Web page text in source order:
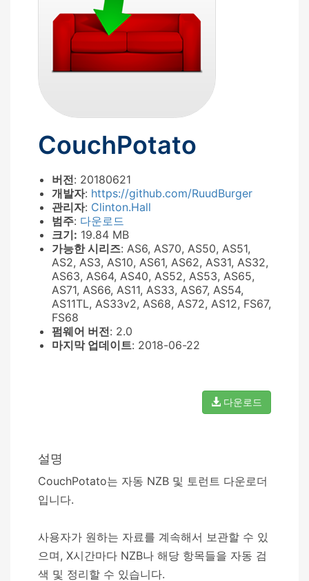
CouchPotato
버전: 20180621
개발자: https://github.com/RuudBurger
관리자: Clinton.Hall
범주: 다운로드
크기: 19.84 MB
가능한 시리즈: AS6, AS70, AS50, AS51,
AS2, AS3, AS10, AS61, AS62, AS31, AS32,
AS63, AS64, AS40, AS52, AS53, AS65,
AS71, AS66, AS11, AS33, AS67, AS54,
AS11TL, AS33v2, AS68, AS72, AS12, FS67,
FS68
펌웨어 버전: 2.0
마지막 업데이트: 2018-06-22
다운로드
설명
CouchPotato는 자동 NZB 및 토런트 다운로더
입니다.
사용자가 원하는 자료를 계속해서 보관할 수 있
으며, X시간마다 NZB나 해당 항목들을 자동 검
색 및 정리할 수 있습니다.